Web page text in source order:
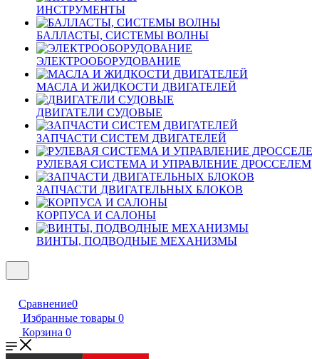
ИНСТРУМЕНТЫ
БАЛЛАСТЫ, СИСТЕМЫ ВОЛНЫ
ЭЛЕКТРООБОРУДОВАНИЕ
МАСЛА И ЖИДКОСТИ ДВИГАТЕЛЕЙ
ДВИГАТЕЛИ СУДОВЫЕ
ЗАПЧАСТИ СИСТЕМ ДВИГАТЕЛЕЙ
РУЛЕВАЯ СИСТЕМА И УПРАВЛЕНИЕ ДРОССЕЛЕМ
ЗАПЧАСТИ ДВИГАТЕЛЬНЫХ БЛОКОВ
КОРПУСА И САЛОНЫ
ВИНТЫ, ПОДВОДНЫЕ МЕХАНИЗМЫ
Сравнение0
Избранные товары 0
Корзина 0